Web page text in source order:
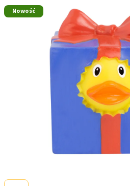
produktu
wynosi
0,0
na
gwiazdek.
Nowość